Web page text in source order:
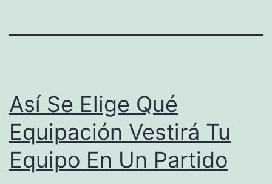
Así Se Elige Qué
Equipación Vestirá Tu
Equipo En Un Partido